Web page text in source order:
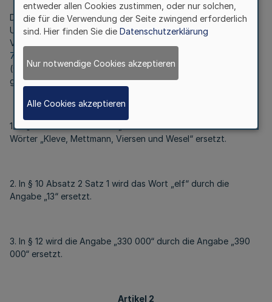
Die Verordnung zur Errichtung integrierter
Untersuchungsanstalten für Bereiche des
Verbraucherschutzes vom 20. Dezember 2007 (
740
(GV. NRW. S. 998) geändert worden ist, wird wie folgt
geändert:
1. In § 9 werden die Wörter „Mettmann und Wesel“ durch die
Wörter „Kleve, Mettmann, Viersen und Wesel“ ersetzt.
2. In § 10 Absatz 2 Satz 1 wird das Wort „elf“ durch die
Angabe „13“ ersetzt.
3. In § 12 wird die Angabe „330 000“ durch die Angabe „390
000“ ersetzt.
Artikel 2
entweder allen Cookies zustimmen, oder nur solchen,
die für die Verwendung der Seite zwingend erforderlich
sind. Hier finden Sie die Datenschutzerklärung
Nur notwendige Cookies akzeptieren
Alle Cookies akzeptieren